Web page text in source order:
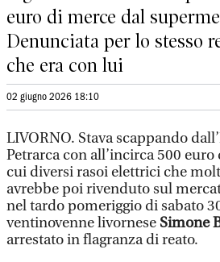
euro di merce dal
Denunciata per lo stesso
che era con lui
02 giugno 2026 18:10
LIVORNO. Stava scappando
Petrarca con all’incirca 500
cui diversi rasoi elettrici che
avrebbe poi rivenduto sul
nel tardo pomeriggio di sabato
ventinovenne livornese Simone
arrestato in flagranza di reato.